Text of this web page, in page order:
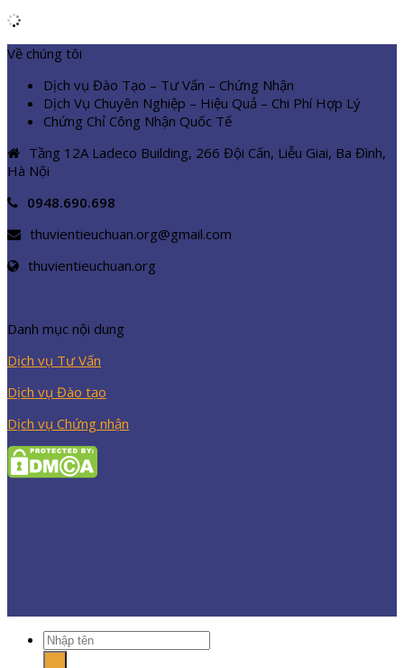
Về chúng tôi
Dịch vụ Đào Tạo – Tư Vấn – Chứng Nhận
Dịch Vụ Chuyên Nghiệp – Hiệu Quả – Chi Phí Hợp Lý
Chứng Chỉ Công Nhận Quốc Tế
Tầng 12A Ladeco Building, 266 Đội Cấn, Liễu Giai, Ba Đình,
Hà Nội
0948.690.698
thuvientieuchuan.org@gmail.com
thuvientieuchuan.org
Danh mục nội dung
Dịch vụ Tư Vấn
Dịch vụ Đào tạo
Dịch vụ Chứng nhận